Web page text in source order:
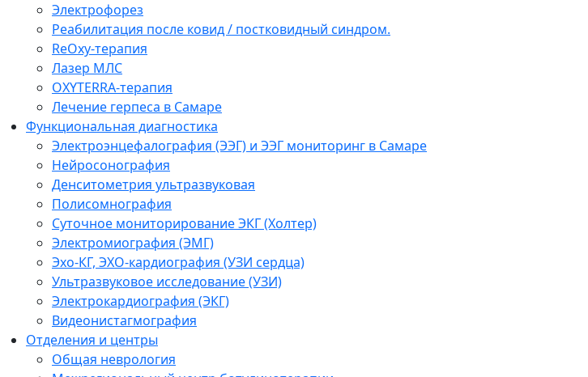
Электрофорез
Реабилитация после ковид / постковидный синдром.
ReOxy-терапия
Лазер МЛС
OXYTERRA-терапия
Лечение герпеса в Самаре
Функциональная диагностика
Электроэнцефалография (ЭЭГ) и ЭЭГ мониторинг в Самаре
Нейросонография
Денситометрия ультразвуковая
Полисомнография
Суточное мониторирование ЭКГ (Холтер)
Электромиография (ЭМГ)
Эхо-КГ, ЭХО-кардиография (УЗИ сердца)
Ультразвуковое исследование (УЗИ)
Электрокардиография (ЭКГ)
Видеонистагмография
Отделения и центры
Общая неврология